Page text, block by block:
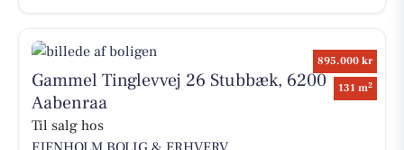
895.000 kr
131 m2
Gammel Tinglevvej 26 Stubbæk, 6200
Aabenraa
Til salg hos